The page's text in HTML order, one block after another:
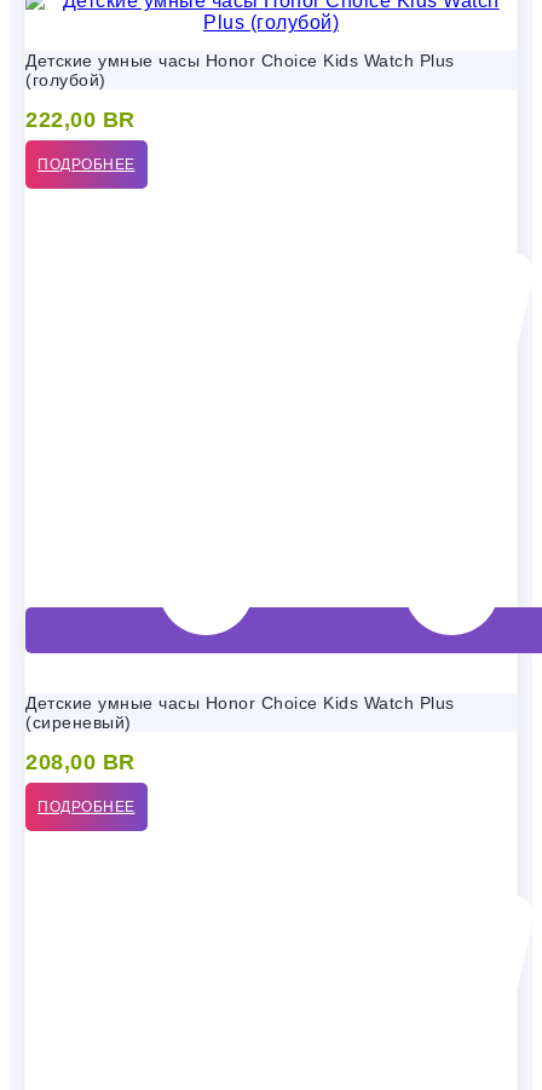
Детские умные часы Honor Choice Kids Watch Plus
(голубой)
222,00 BR
ПОДРОБНЕЕ
Детские умные часы Honor Choice Kids Watch Plus
(сиреневый)
208,00 BR
ПОДРОБНЕЕ